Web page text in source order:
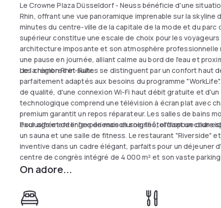
Le Crowne Plaza Düsseldorf - Neuss bénéficie d'une
Rhin, offrant une vue panoramique imprenable sur la
minutes du centre-ville de la capitale de la mode et du
supérieur constitue une escale de choix pour les
architecture imposante et son atmosphère
une pause en journée, alliant calme au bord de l'eau et
de la région Rhin-Ruhr.
Les chambres et suites se distinguent par un confort haut
parfaitement adaptés aux besoins du programme
de qualité, d'une connexion Wi-Fi haut débit gratuite et
technologique comprend une télévision à écran plat avec
premium garantit un repos réparateur. Les salles de bains
exclusifs et de linges de maison soignés, offrant un cadre
Pour agrémenter l'expérience diurne, l'hôtel dispose d'un
un sauna et une salle de fitness. Le restaurant "Riverside"
inventive dans un cadre élégant, parfaits pour un déjeuner
centre de congrès intégré de 4 000 m² et son vaste
une solution de "day use" efficace et luxueuse pour
On adore...